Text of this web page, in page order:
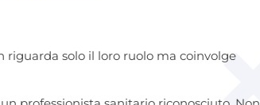
solo il loro ruolo ma coinvolge